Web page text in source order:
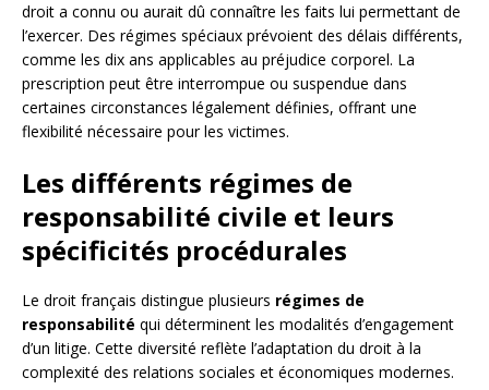
droit a connu ou aurait dû connaître les faits lui permettant de
l’exercer. Des régimes spéciaux prévoient des délais différents,
comme les dix ans applicables au préjudice corporel. La
prescription peut être interrompue ou suspendue dans
certaines circonstances légalement définies, offrant une
flexibilité nécessaire pour les victimes.
Les différents régimes de
responsabilité civile et leurs
spécificités procédurales
Le droit français distingue plusieurs régimes de
responsabilité qui déterminent les modalités d’engagement
d’un litige. Cette diversité reflète l’adaptation du droit à la
complexité des relations sociales et économiques modernes.